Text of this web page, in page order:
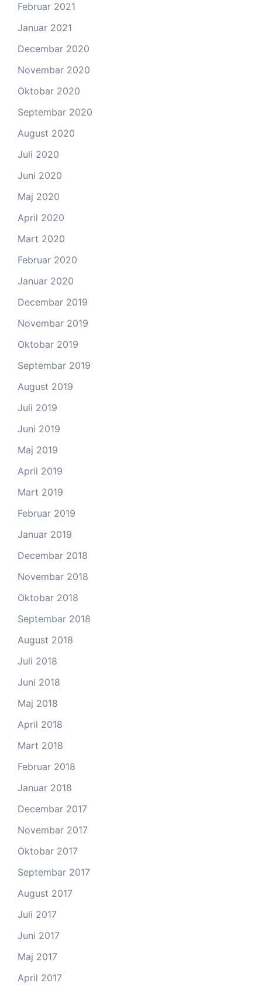
Februar 2021
Januar 2021
Decembar 2020
Novembar 2020
Oktobar 2020
Septembar 2020
August 2020
Juli 2020
Juni 2020
Maj 2020
April 2020
Mart 2020
Februar 2020
Januar 2020
Decembar 2019
Novembar 2019
Oktobar 2019
Septembar 2019
August 2019
Juli 2019
Juni 2019
Maj 2019
April 2019
Mart 2019
Februar 2019
Januar 2019
Decembar 2018
Novembar 2018
Oktobar 2018
Septembar 2018
August 2018
Juli 2018
Juni 2018
Maj 2018
April 2018
Mart 2018
Februar 2018
Januar 2018
Decembar 2017
Novembar 2017
Oktobar 2017
Septembar 2017
August 2017
Juli 2017
Juni 2017
Maj 2017
April 2017